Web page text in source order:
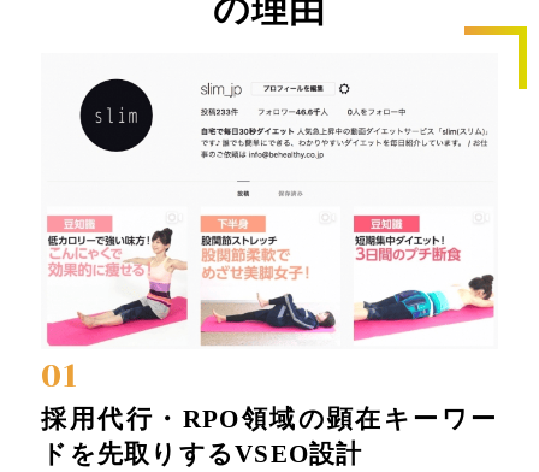
の理由
01
採用代行・RPO領域の顕在キーワー
ドを先取りするVSEO設計